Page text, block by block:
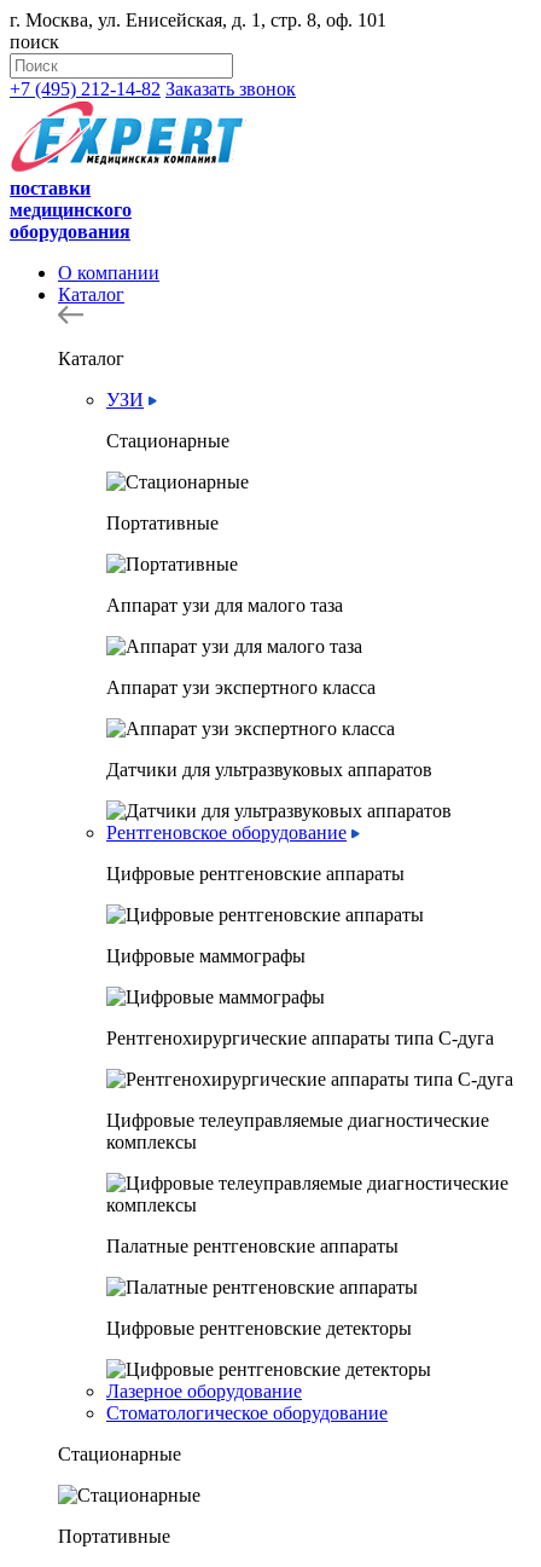
г. Москва, ул. Енисейская, д. 1, стр. 8, оф. 101
поиск
+7 (495) 212-14-82 Заказать звонок
поставки
медицинского
оборудования
О компании
Каталог
Каталог
УЗИ
Стационарные
Портативные
Аппарат узи для малого таза
Аппарат узи экспертного класса
Датчики для ультразвуковых аппаратов
Рентгеновское оборудование
Цифровые рентгеновские аппараты
Цифровые маммографы
Рентгенохирургические аппараты типа C-дуга
Цифровые телеуправляемые диагностические
комплексы
Палатные рентгеновские аппараты
Цифровые рентгеновские детекторы
Лазерное оборудование
Стоматологическое оборудование
Стационарные
Портативные